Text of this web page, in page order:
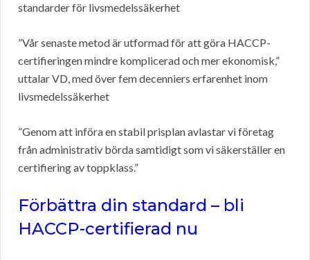
standarder för livsmedelssäkerhet
”Vår senaste metod är utformad för att göra HACCP-
certifieringen mindre komplicerad och mer ekonomisk,”
uttalar VD, med över fem decenniers erfarenhet inom
livsmedelssäkerhet
”Genom att införa en stabil prisplan avlastar vi företag
från administrativ börda samtidigt som vi säkerställer en
certifiering av toppklass.”
Förbättra din standard – bli
HACCP-certifierad nu